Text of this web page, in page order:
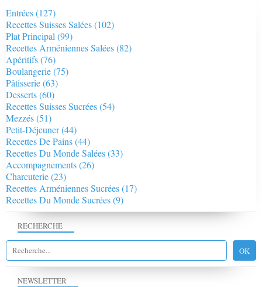
NEWSLETTER
RECHERCHE
Entrées(127)
Recettes Suisses Salées(102)
Plat Principal(99)
Recettes Arméniennes Salées(82)
Apéritifs(76)
Boulangerie(75)
Pâtisserie(63)
Desserts(60)
Recettes Suisses Sucrées(54)
Mezzés(51)
Petit-Déjeuner(44)
Recettes De Pains(44)
Recettes Du Monde Salées(33)
Accompagnements(26)
Charcuterie(23)
Recettes Arméniennes Sucrées(17)
Recettes Du Monde Sucrées(9)